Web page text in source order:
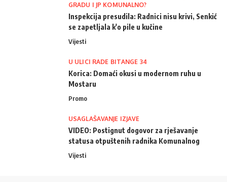
GRADU I JP KOMUNALNO?
Inspekcija presudila: Radnici nisu krivi, Senkić
se zapetljala k'o pile u kučine
Vijesti
U ULICI RADE BITANGE 34
Korica: Domaći okusi u modernom ruhu u
Mostaru
Promo
USAGLAŠAVANJE IZJAVE
VIDEO: Postignut dogovor za rješavanje
statusa otpuštenih radnika Komunalnog
Vijesti